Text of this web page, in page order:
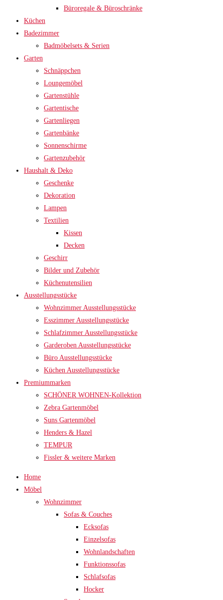
Büroregale & Büroschränke
Küchen
Badezimmer
Badmöbelsets & Serien
Garten
Schnäppchen
Loungemöbel
Gartenstühle
Gartentische
Gartenliegen
Gartenbänke
Sonnenschirme
Gartenzubehör
Haushalt & Deko
Geschenke
Dekoration
Lampen
Textilien
Kissen
Decken
Geschirr
Bilder und Zubehör
Küchenutensilien
Ausstellungsstücke
Wohnzimmer Ausstellungsstücke
Esszimmer Ausstellungsstücke
Schlafzimmer Ausstellungsstücke
Garderoben Ausstellungsstücke
Büro Ausstellungsstücke
Küchen Ausstellungsstücke
Premiummarken
SCHÖNER WOHNEN-Kollektion
Zebra Gartenmöbel
Suns Gartenmöbel
Henders & Hazel
TEMPUR
Fissler & weitere Marken
Home
Möbel
Wohnzimmer
Sofas & Couches
Ecksofas
Einzelsofas
Wohnlandschaften
Funktionssofas
Schlafsofas
Hocker